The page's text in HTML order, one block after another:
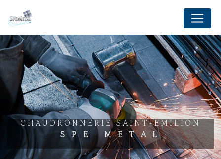
CHAUDRONNERIE SAINT-EMILION
SPE METAL